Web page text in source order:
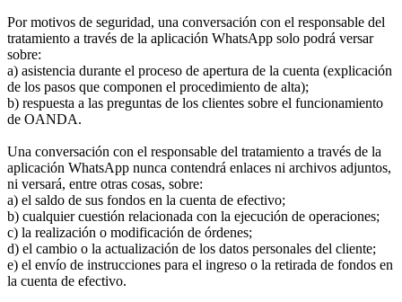
Por motivos de seguridad, una conversación con el responsable del
tratamiento a través de la aplicación WhatsApp solo podrá versar
sobre:
a) asistencia durante el proceso de apertura de la cuenta (explicación
de los pasos que componen el procedimiento de alta);
b) respuesta a las preguntas de los clientes sobre el funcionamiento
de OANDA.
Una conversación con el responsable del tratamiento a través de la
aplicación WhatsApp nunca contendrá enlaces ni archivos adjuntos,
ni versará, entre otras cosas, sobre:
a) el saldo de sus fondos en la cuenta de efectivo;
b) cualquier cuestión relacionada con la ejecución de operaciones;
c) la realización o modificación de órdenes;
d) el cambio o la actualización de los datos personales del cliente;
e) el envío de instrucciones para el ingreso o la retirada de fondos en
la cuenta de efectivo.